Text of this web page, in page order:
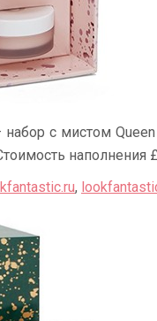
набор с мистом
наполнения
,